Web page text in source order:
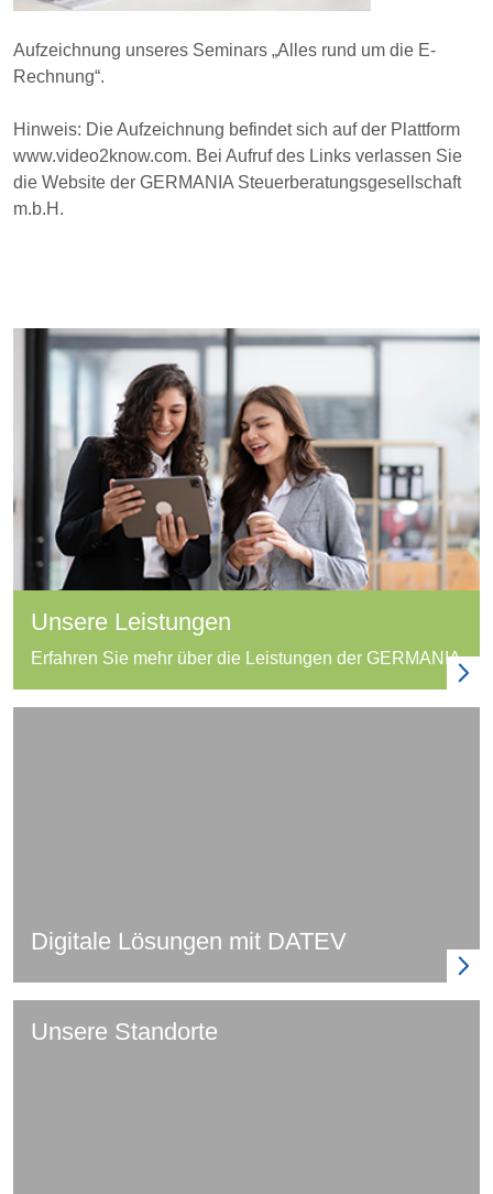
Aufzeichnung unseres Seminars „Alles rund um die E-
Rechnung“.
Hinweis: Die Aufzeichnung befindet sich auf der Plattform
www.video2know.com. Bei Aufruf des Links verlassen Sie
die Website der GERMANIA Steuerberatungsgesellschaft
m.b.H.
Unsere Leistungen
Erfahren Sie mehr über die Leistungen der GERMANIA.
Digitale Lösungen mit DATEV
Unsere Standorte